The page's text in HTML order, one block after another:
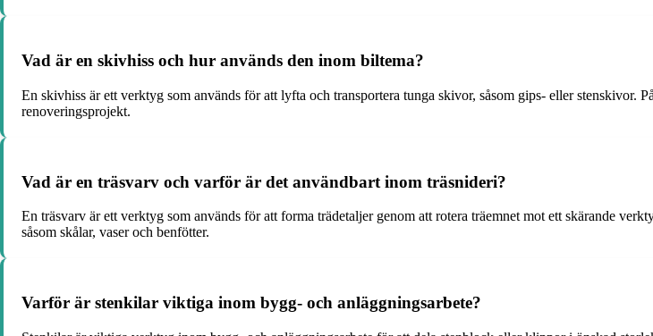
Vad är en skivhiss och hur används den inom biltema?
En skivhiss är ett verktyg som används för att lyfta och transportera tunga skivor, såsom gips- eller stenskivor.
renoveringsprojekt.
Vad är en träsvarv och varför är det användbart inom träsnideri?
En träsvarv är ett verktyg som används för att forma trädetaljer genom att rotera träemnet mot ett skärande
såsom skålar, vaser och benfötter.
Varför är stenkilar viktiga inom bygg- och anläggningsarbete?